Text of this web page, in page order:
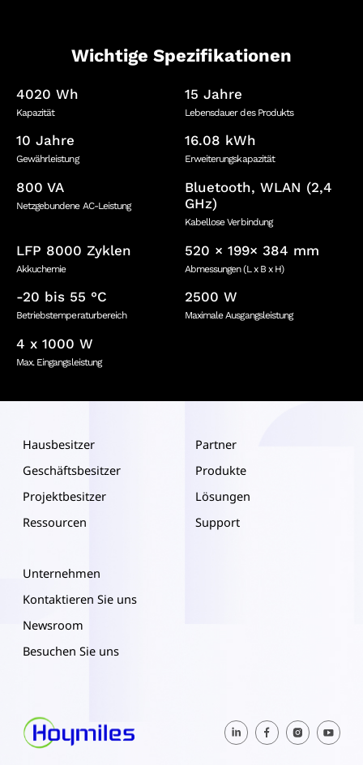
Wichtige Spezifikationen
4020 Wh
Kapazität
15 Jahre
Lebensdauer des Produkts
10 Jahre
Gewährleistung
16.08 kWh
Erweiterungskapazität
800 VA
Netzgebundene AC-Leistung
Bluetooth, WLAN (2,4
GHz)
Kabellose Verbindung
LFP 8000 Zyklen
Akkuchemie
520 × 199× 384 mm
Abmessungen (L x B x H)
-20 bis 55 °C
Betriebstemperaturbereich
2500 W
Maximale Ausgangsleistung
4 x 1000 W
Max. Eingangsleistung
Hausbesitzer
Geschäftsbesitzer
Projektbesitzer
Ressourcen
Partner
Produkte
Lösungen
Support
Unternehmen
Kontaktieren Sie uns
Newsroom
Besuchen Sie uns